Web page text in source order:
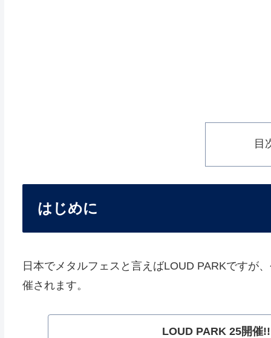
目
はじめに
日本でメタルフェスと言えばLOUD PARKですが
催されます。
LOUD PARK 25開催